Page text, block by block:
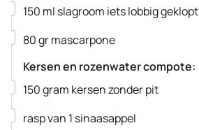
▢
150 ml slagroom iets lobbig geklopt
▢
80grmascarpone
Kersen en rozenwater compote:
▢
150gram kersen zonder pit
▢
rasp van 1 sinaasappel